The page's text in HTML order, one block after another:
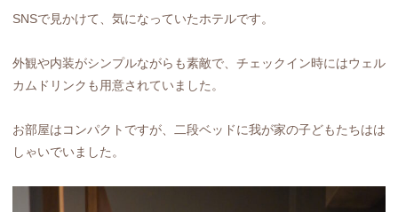
SNSで見かけて、気になっていたホテルです。
外観や内装がシンプルながらも素敵で、チェックイン時にはウェル
カムドリンクも用意されていました。
お部屋はコンパクトですが、二段ベッドに我が家の子どもたちはは
しゃいでいました。